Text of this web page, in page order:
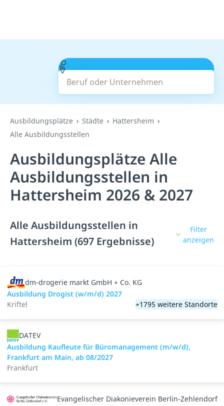
Beruf oder Unternehmen
Suchen
Ausbildungsplätze Städte
Hattersheim
Alle Ausbildungsstellen
Ausbildungsplätze Alle
Ausbildungsstellen in
Hattersheim 2026 & 2027
Alle Ausbildungsstellen in
Hattersheim (697 Ergebnisse)
Filter
anzeigen
dm-drogerie markt GmbH + Co. KG
Ausbildung Drogist (w/m/d) 2027
Kriftel
+1795 weitere Standorte
DATEV
Ausbildung Kaufleute für Büromanagement (m/w/d),
Frankfurt am Main, ab 08/2027
Frankfurt
Evangelischer Diakonieverein Berlin-Zehlendorf